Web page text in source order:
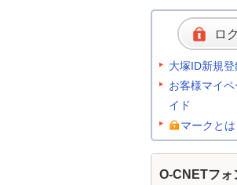
ロ
大塚ID新規登
お客様マイ
イド
マークとは
O-CNETフォ